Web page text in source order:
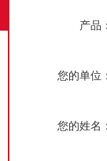
产品
您的单位
您的姓名